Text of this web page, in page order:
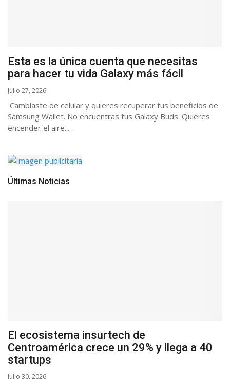
Esta es la única cuenta que necesitas
para hacer tu vida Galaxy más fácil
Julio 27, 2026
Cambiaste de celular y quieres recuperar tus beneficios de
Samsung Wallet. No encuentras tus Galaxy Buds. Quieres
encender el aire....
Últimas Noticias
El ecosistema insurtech de
Centroamérica crece un 29% y llega a 40
startups
Julio 30, 2026